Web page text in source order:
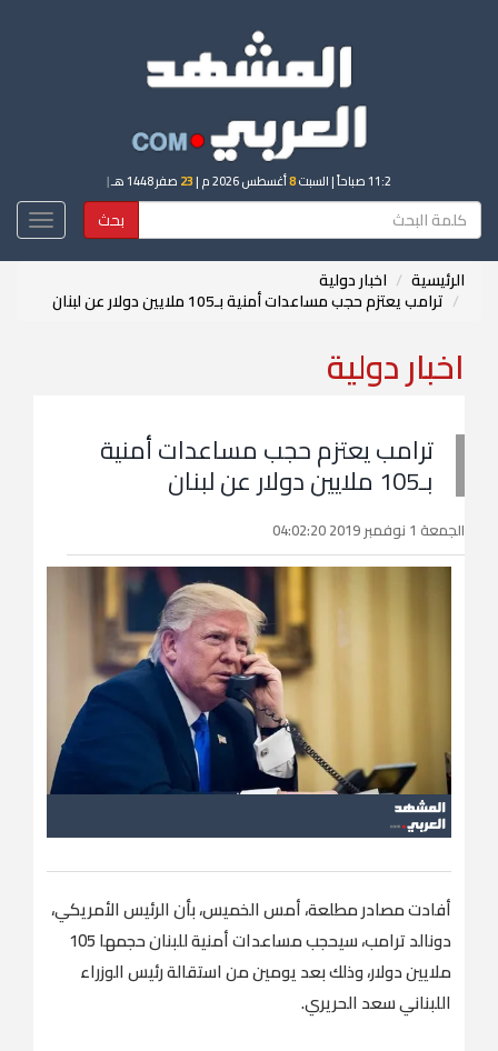
11:2 صباحاً | السبت8أغسطس 2026 م | 23 صفر 1448 هـ |
بحث
الرئيسية اخبار دولية
ترامب يعتزم حجب مساعدات أمنية بـ105 ملايين دولار عن لبنان
اخبار دولية
ترامب يعتزم حجب مساعدات أمنية
بـ105 ملايين دولار عن لبنان
الجمعة 1 نوفمبر 2019 04:02:20
أفادت مصادر مطلعة، أمس الخميس، بأن الرئيس الأمريكي،
دونالد ترامب، سيحجب مساعدات أمنية للبنان حجمها 105
ملايين دولار، وذلك بعد يومين من استقالة رئيس الوزراء
اللبناني سعد الحريري.